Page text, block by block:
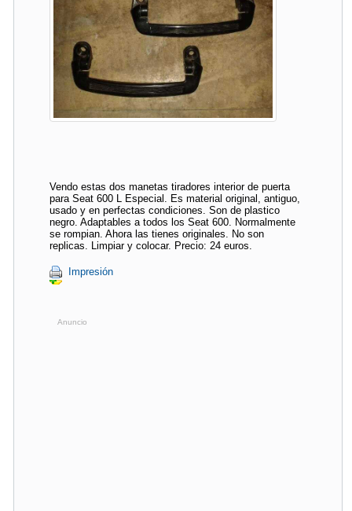
Vendo estas dos manetas tiradores interior de puerta
para Seat 600 L Especial. Es material original, antiguo,
usado y en perfectas condiciones. Son de plastico
negro. Adaptables a todos los Seat 600. Normalmente
se rompian. Ahora las tienes originales. No son
replicas. Limpiar y colocar. Precio: 24 euros.
Impresión
Anuncio